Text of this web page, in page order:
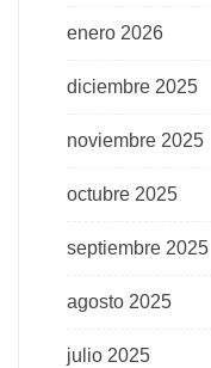
enero 2026
diciembre 2025
noviembre 2025
octubre 2025
septiembre 2025
agosto 2025
julio 2025